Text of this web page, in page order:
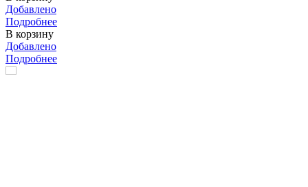
Добавлено
Подробнее
В корзину
Добавлено
Подробнее